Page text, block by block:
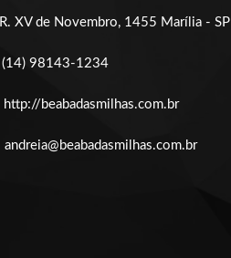
R. XV de Novembro, 1455 Marília - SP
(14) 98143-1234
http://beabadasmilhas.com.br
andreia@beabadasmilhas.com.br